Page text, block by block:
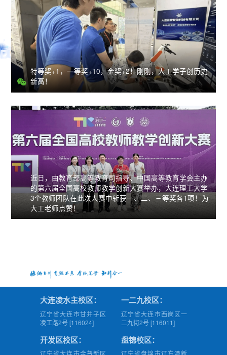
特等奖+1，一等奖+10，金奖+2！刚刚，大工学子创历史
新高！
近日，由教育部高等教育司指导、中国高等教育学会主办
的第六届全国高校教师教学创新大赛举办，大连理工大学
3个教师团队在此次大赛中斩获一、二、三等奖各1项！为
大工老师点赞！
大连凌水主校区：
辽宁省大连市甘井子区
凌工路2号 [116024]
一二九校区：
辽宁省大连市西岗区一
二九街2号 [116011]
开发区校区： 盘锦校区：